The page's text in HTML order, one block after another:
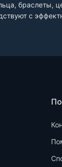
браслеты,
с